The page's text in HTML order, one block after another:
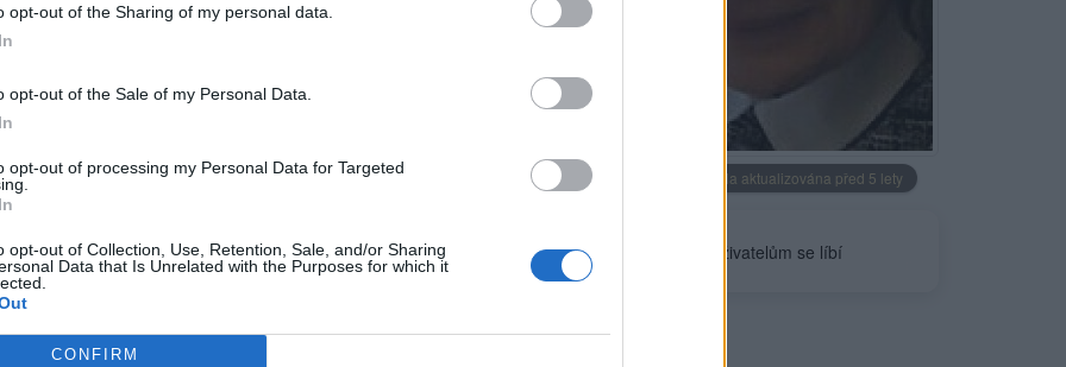
opt-out of the Sharing of my personal data.
opt-out of the Sale of my Personal Data.
opt-out of processing my Personal Data for Targeted
opt-out of Collection, Use, Retention, Sale, and/or Sharing
Data that Is Unrelated with the Purposes for which it
CONFIRM
Profilová fotografie byla aktualizována před 5 lety
uživatelům se líbí
ji.... a budoucnost je stále mé